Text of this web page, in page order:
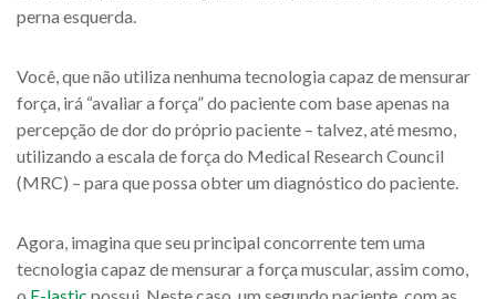
perna esquerda.
Você, que não utiliza nenhuma tecnologia capaz de mensurar
força, irá “avaliar a força” do paciente com base apenas na
percepção de dor do próprio paciente – talvez, até mesmo,
utilizando a escala de força do Medical Research Council
(MRC) – para que possa obter um diagnóstico do paciente.
Agora, imagina que seu principal concorrente tem uma
tecnologia capaz de mensurar a força muscular, assim como,